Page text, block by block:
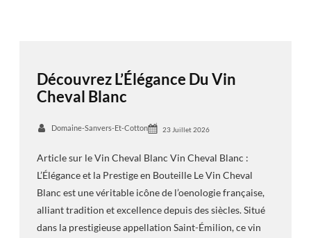
Découvrez L’Élégance Du Vin
Cheval Blanc
Domaine-Sanvers-Et-Cotton 23 Juillet 2026
Article sur le Vin Cheval Blanc Vin Cheval Blanc :
L’Élégance et la Prestige en Bouteille Le Vin Cheval
Blanc est une véritable icône de l’oenologie française,
alliant tradition et excellence depuis des siècles. Situé
dans la prestigieuse appellation Saint-Émilion, ce vin